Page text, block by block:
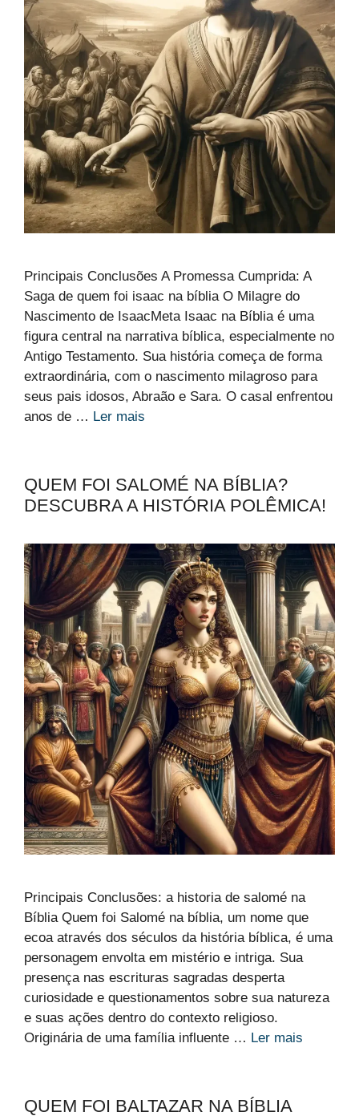
Principais Conclusões A Promessa Cumprida: A
Saga de quem foi isaac na bíblia O Milagre do
Nascimento de IsaacMeta Isaac na Bíblia é uma
figura central na narrativa bíblica, especialmente no
Antigo Testamento. Sua história começa de forma
extraordinária, com o nascimento milagroso para
seus pais idosos, Abraão e Sara. O casal enfrentou
anos de … Ler mais
QUEM FOI SALOMÉ NA BÍBLIA?
DESCUBRA A HISTÓRIA POLÊMICA!
Principais Conclusões: a historia de salomé na
Bíblia Quem foi Salomé na bíblia, um nome que
ecoa através dos séculos da história bíblica, é uma
personagem envolta em mistério e intriga. Sua
presença nas escrituras sagradas desperta
curiosidade e questionamentos sobre sua natureza
e suas ações dentro do contexto religioso.
Originária de uma família influente … Ler mais
QUEM FOI BALTAZAR NA BÍBLIA